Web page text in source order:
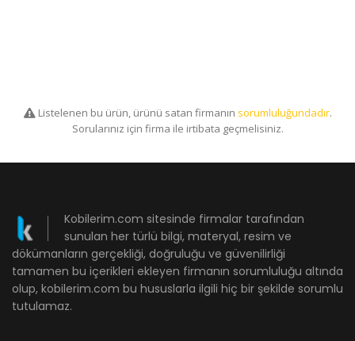
Listelenen bu ürün, ürünü satan firmanın sorumluluğundadır.
Sorularınız için firma ile irtibata geçmelisiniz.
Kobilerim.com sitesinde firmalar tarafından
sunulan her türlü bilgi, materyal, resim ve
dökümanların gerçekliği, doğruluğu ve güvenilirliği
tamamen bu içerikleri ekleyen firmanın sorumluluğu altında
olup, kobilerim.com bu hususlarla ilgili hiç bir şekilde sorumlu
tutulamaz.